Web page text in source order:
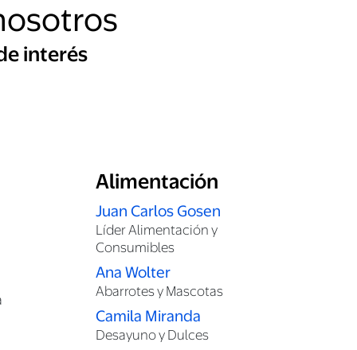
interés
Alimentación
Juan Carlos Gosen
Líder Alimentación y
Consumibles
Ana Wolter
Abarrotes y Mascotas
Camila Miranda
Desayuno y Dulces